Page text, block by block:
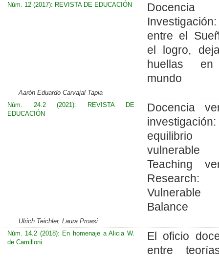
Núm. 12 (2017): REVISTA DE EDUCACIÓN
Investigación:
entre el
el logro,
huellas
mundo
Aarón Eduardo Carvajal Tapia
Núm. 24.2 (2021): REVISTA DE
EDUCACIÓN
Docencia
equilibrio
Teaching
Research:
Vulnerable
Balance
Ulrich Teichler, Laura Proasi
Núm. 14.2 (2018): En homenaje a Alicia W.
de Camilloni
El oficio
entre